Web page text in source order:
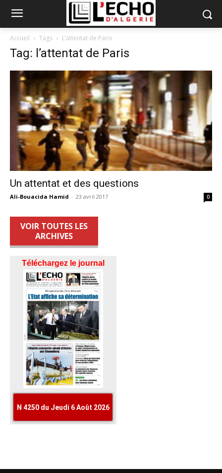
Accueil Tags L’attentat de Paris
Tag: l’attentat de Paris
Un attentat et des questions
Ali-Bouacida Hamid - 23 avril 2017 0
VOIR TOUTES LES
ARCHIVES